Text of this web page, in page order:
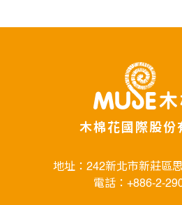
木棉花國際股份
地址：242新北市新莊區
電話：+886-2-